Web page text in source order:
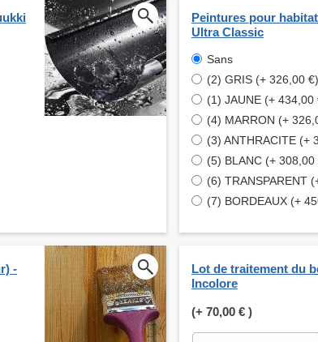
Peintures pour
Ultra Classic
Sans
(2) GRIS (+ 326,00 €)
(1) JAUNE (+ 434,00
(4) MARRON (+
(3) ANTHRACITE (+
(5) BLANC (+ 308,00
(6) TRANSPARENT
(7) BORDEAUX (+
-
Lot de traitement du
Incolore
(+ 70,00 € )